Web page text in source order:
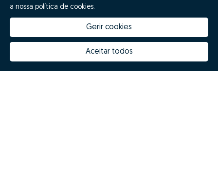
Porquê escolher a Zome
Prémios
Inovação Zome
Hubs Zome
Contactos
a nossa política de cookies.
Gerir cookies
Aceitar todos